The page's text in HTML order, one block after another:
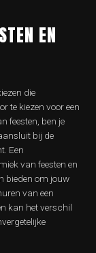
EN
die
te kiezen voor een
feesten, ben je
bij de
Een
van feesten en
bieden om jouw
van een
kan het verschil